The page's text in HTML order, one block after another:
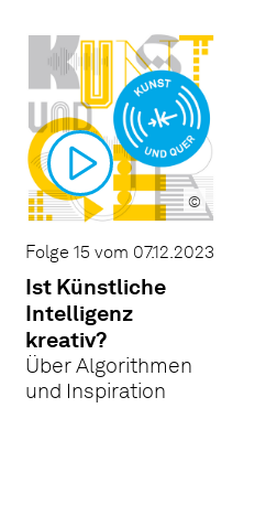
©
Folge 15 vom 07.12.2023
Ist Künstliche
Intelligenz
kreativ?
Über Algorithmen
und Inspiration